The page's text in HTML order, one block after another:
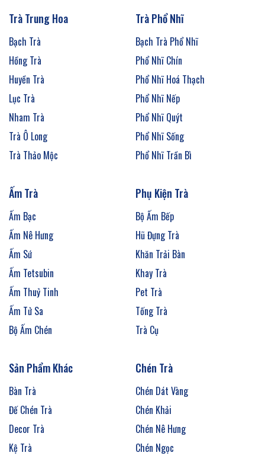
Trà Trung Hoa
Bạch Trà
Hồng Trà
Huyền Trà
Lục Trà
Nham Trà
Trà Ô Long
Trà Thảo Mộc
Trà Phổ Nhĩ
Bạch Trà Phổ Nhĩ
Phổ Nhĩ Chín
Phổ Nhĩ Hoá Thạch
Phổ Nhĩ Nếp
Phổ Nhĩ Quýt
Phổ Nhĩ Sống
Phổ Nhĩ Trần Bì
Ấm Trà
Ấm Bạc
Ấm Nê Hưng
Ấm Sứ
Ấm Tetsubin
Ấm Thuỷ Tinh
Ấm Tử Sa
Bộ Ấm Chén
Phụ Kiện Trà
Bộ Ấm Bếp
Hũ Đựng Trà
Khăn Trải Bàn
Khay Trà
Pet Trà
Tống Trà
Trà Cụ
Sản Phẩm Khác
Bàn Trà
Đế Chén Trà
Decor Trà
Kệ Trà
Chén Trà
Chén Dát Vàng
Chén Khải
Chén Nê Hưng
Chén Ngọc